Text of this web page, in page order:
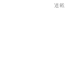
連載